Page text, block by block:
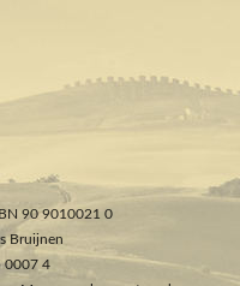
90 9010021 0
Bruijnen
0007 4